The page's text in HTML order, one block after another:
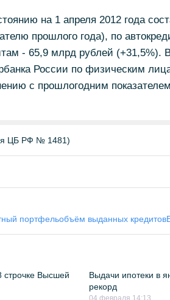
на 1 апреля 2012 года
прошлого года), по
- 65,9 млрд рублей (+31,5%).
России по физическим
с прошлогодним
ЦБ РФ № 1481)
портфельобъём выданных кредитов
строчке Высшей
Выдачи ипотеки в
рекорд
04 февраля 14:13